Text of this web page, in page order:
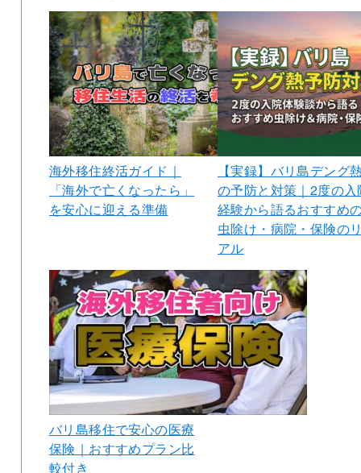
海外移住終活ガイド｜
「海外で亡くなったら」
を安心に迎える準備
【実録】バリ島デング
の予防と対策｜2度の入
経験から語るおすすめ
虫除け・病院・保険の
アル
バリ島移住で安心の医療
保険｜おすすめプラン比
較付き